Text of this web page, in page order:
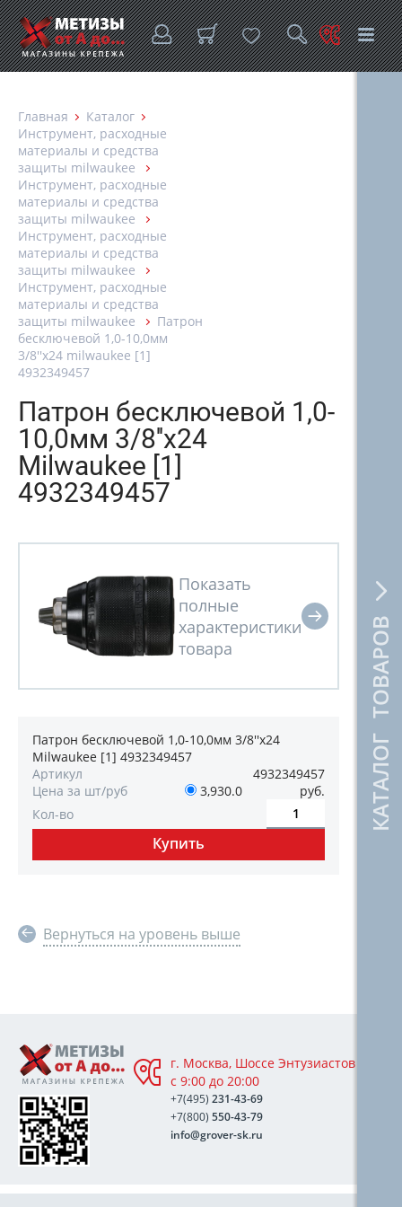
КАТАЛОГ ТОВАРОВ
Главная
Каталог
Инструмент, расходные
материалы и средства
защиты milwaukee
Инструмент, расходные
материалы и средства
защиты milwaukee
Инструмент, расходные
материалы и средства
защиты milwaukee
Инструмент, расходные
материалы и средства
защиты milwaukee
Патрон
бесключевой 1,0-10,0мм
3/8''х24 milwaukee [1]
4932349457
Патрон бесключевой 1,0-
10,0мм 3/8''х24
Milwaukee [1]
4932349457
Патрон бесключевой 1,0-10,0мм 3/8''х24
Milwaukee [1] 4932349457
Артикул
4932349457
Цена за шт/руб
3,930.0
руб.
Кол-во
Вернуться на уровень выше
г. Москва, Шоссе Энтузиастов 76А,
с 9:00 до 20:00
+7(495) 231-43-69
+7(800) 550-43-79
info@grover-sk.ru